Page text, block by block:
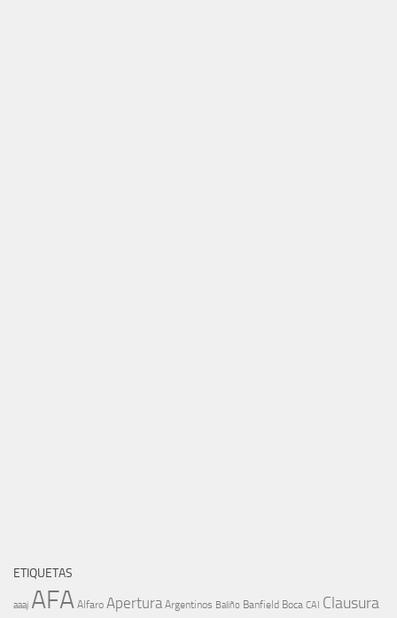
ETIQUETAS
aaaj AFA Alfaro Apertura Argentinos Baliño Banfield Boca CAI Clausura